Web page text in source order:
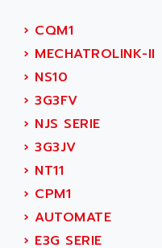
› CQM1
› MECHATROLINK-II
› NS10
› 3G3FV
› NJS SERIE
› 3G3JV
› NT11
› CPM1
› AUTOMATE
› E3G SERIE